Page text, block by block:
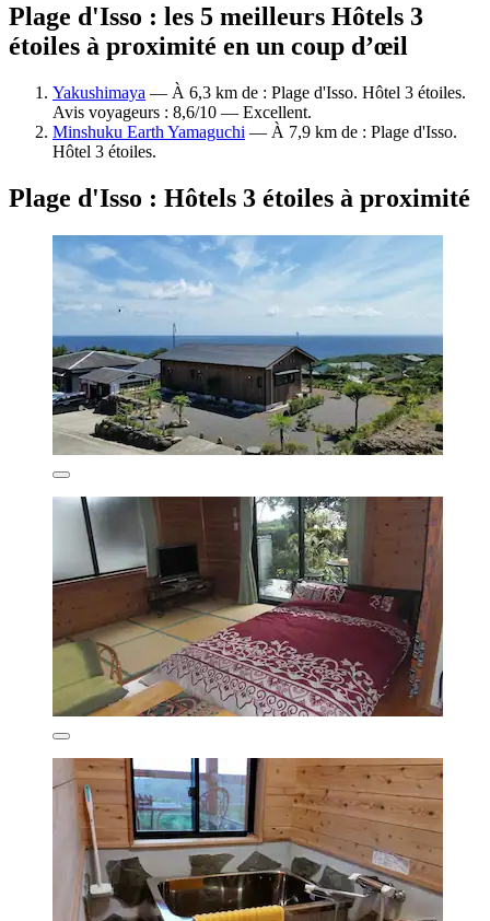
Plage d'Isso : les 5 meilleurs Hôtels 3
étoiles à proximité en un coup d’œil
Yakushimaya — À 6,3 km de : Plage d'Isso. Hôtel 3 étoiles.
Avis voyageurs : 8,6/10 — Excellent.
Minshuku Earth Yamaguchi — À 7,9 km de : Plage d'Isso.
Hôtel 3 étoiles.
Plage d'Isso : Hôtels 3 étoiles à proximité